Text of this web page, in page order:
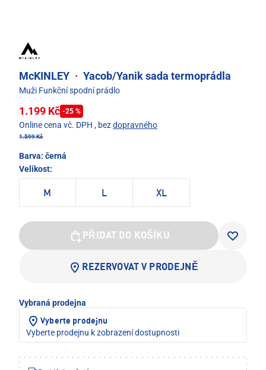
McKINLEY · Yacob/Yanik sada termoprádla
Muži Funkční spodní prádlo
1.199 Kč -25 %
Online cena vč. DPH , bezdopravného
1.599 Kč
Barva: černá
Velikost:
M L XL
PŘIDAT DO KOŠÍKU
REZERVOVAT V PRODEJNĚ
Vybraná prodejna
Vyberte prodejnu
Vyberte prodejnu k zobrazení dostupnosti